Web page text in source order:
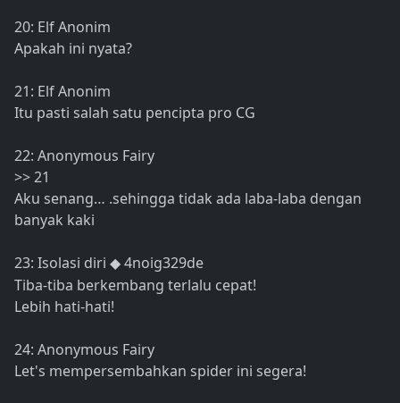
20: Elf Anonim
Apakah ini nyata?
21: Elf Anonim
Itu pasti salah satu pencipta pro CG
22: Anonymous Fairy
>> 21
Aku senang… .sehingga tidak ada laba-laba dengan
banyak kaki
23: Isolasi diri ◆ 4noig329de
Tiba-tiba berkembang terlalu cepat!
Lebih hati-hati!
24: Anonymous Fairy
Let's mempersembahkan spider ini segera!